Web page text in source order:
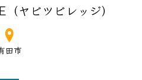
ヤビツビレッジ）
田市